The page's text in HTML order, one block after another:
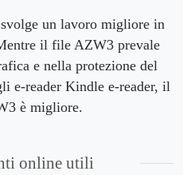
un lavoro migliore in
il file AZW3 prevale
e nella protezione del
e-reader Kindle e-reader, il
è migliore.
online utili